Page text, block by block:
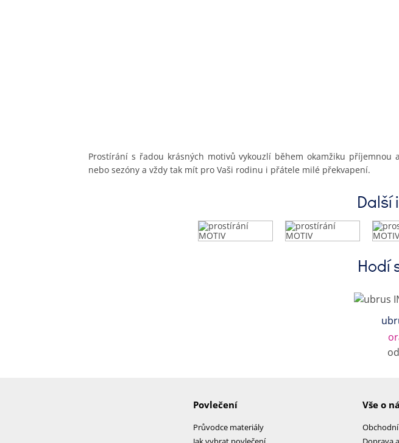
Prostírání s řadou krásných motivů vykouzlí během okamžiku
nebo sezóny a vždy tak mít pro Vaši rodinu i přátele milé překvapení.
Další
Hodí
Povlečení
Průvodce materiály
Vše o